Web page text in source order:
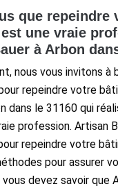
que repeindre
une vraie
à Arbon
nous vous invitons à
repeindre votre
dans le 31160 qui
profession. Artisan
repeindre votre
pour assurer
devez savoir que